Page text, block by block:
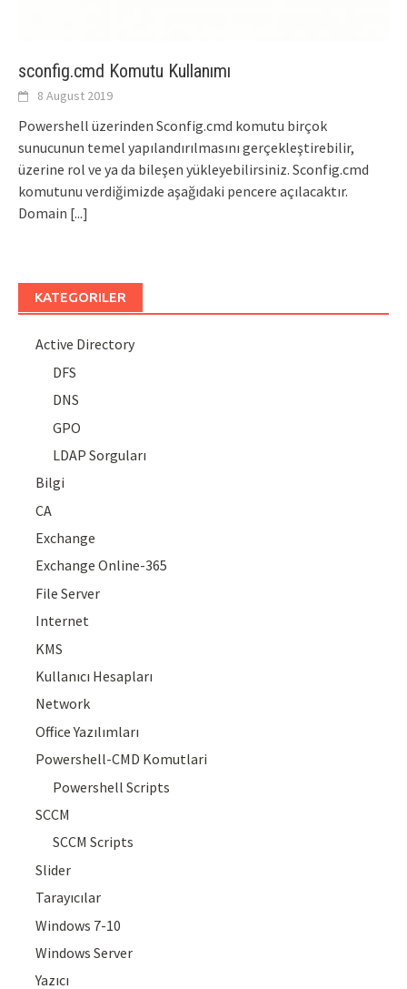
sconfig.cmd Komutu Kullanımı
8 August 2019
Powershell üzerinden Sconfig.cmd komutu birçok
sunucunun temel yapılandırılmasını gerçekleştirebilir,
üzerine rol ve ya da bileşen yükleyebilirsiniz. Sconfig.cmd
komutunu verdiğimizde aşağıdaki pencere açılacaktır.
Domain [...]
KATEGORILER
Active Directory
DFS
DNS
GPO
LDAP Sorguları
Bilgi
CA
Exchange
Exchange Online-365
File Server
Internet
KMS
Kullanıcı Hesapları
Network
Office Yazılımları
Powershell-CMD Komutlari
Powershell Scripts
SCCM
SCCM Scripts
Slider
Tarayıcılar
Windows 7-10
Windows Server
Yazıcı